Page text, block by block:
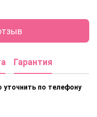
Гарантия
по телефону